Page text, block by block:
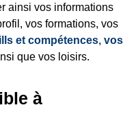
ainsi vos informations
vos formations, vos
et compétences, vos
que vos loisirs.
à